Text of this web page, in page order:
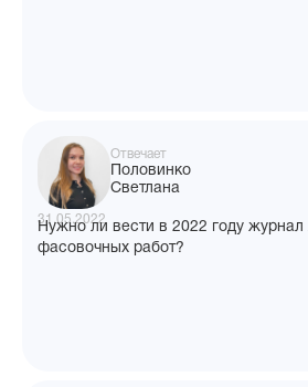
Отвечает
Половинко
Светлана
31.05.2022
Нужно ли вести в 2022 году журнал
фасовочных работ?